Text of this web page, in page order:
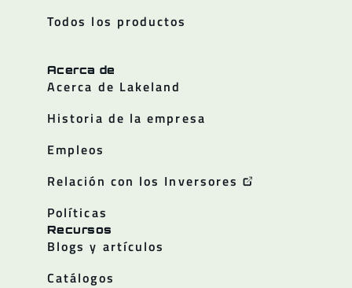
Todos los productos
Acerca de
Acerca de Lakeland
Historia de la empresa
Empleos
Relación con los Inversores
Políticas
Recursos
Blogs y artículos
Catálogos